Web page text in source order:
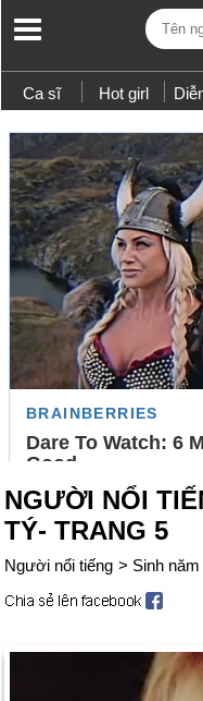
Ca sĩ Hot girl
NGƯỜI NỔI
TÝ- TRANG 5
Người nổi tiếng > Sinh